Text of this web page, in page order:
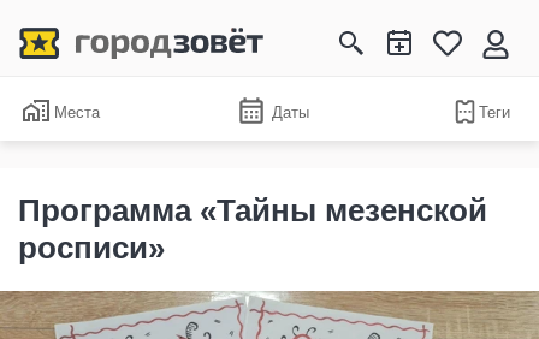
Места Даты Теги
Программа «Тайны мезенской
росписи»